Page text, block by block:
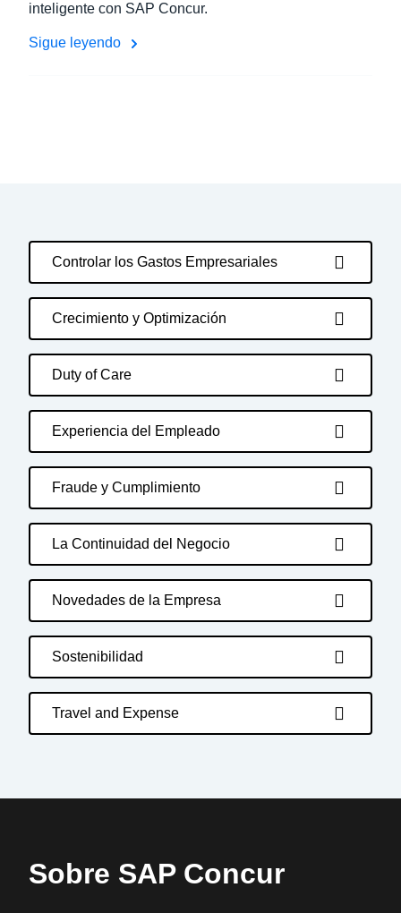
inteligente con SAP Concur.
Sigue leyendo
Controlar los Gastos Empresariales
Crecimiento y Optimización
Duty of Care
Experiencia del Empleado
Fraude y Cumplimiento
La Continuidad del Negocio
Novedades de la Empresa
Sostenibilidad
Travel and Expense
Sobre SAP Concur